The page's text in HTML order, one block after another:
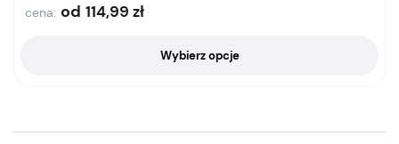
cena: od 114,99 zł
Wybierz opcje